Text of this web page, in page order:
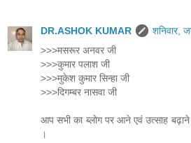
DR.ASHOK KUMAR
शनिवार,
>>>मसरूर अनवर जी
>>>कुमार पलाश जी
>>>मुकेश कुमार सिन्हा जी
>>>दिगम्बर नासवा जी
आप सभी का ब्लोग पर आने एवं उत्साह
।